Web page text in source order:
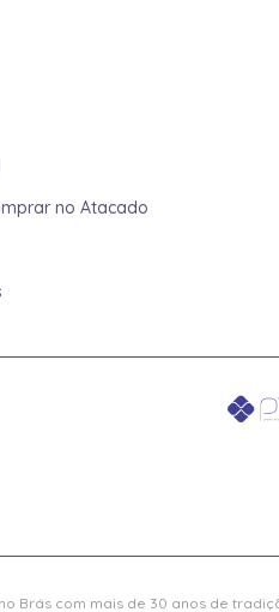
no Atacado
Brás com mais de 30 anos de